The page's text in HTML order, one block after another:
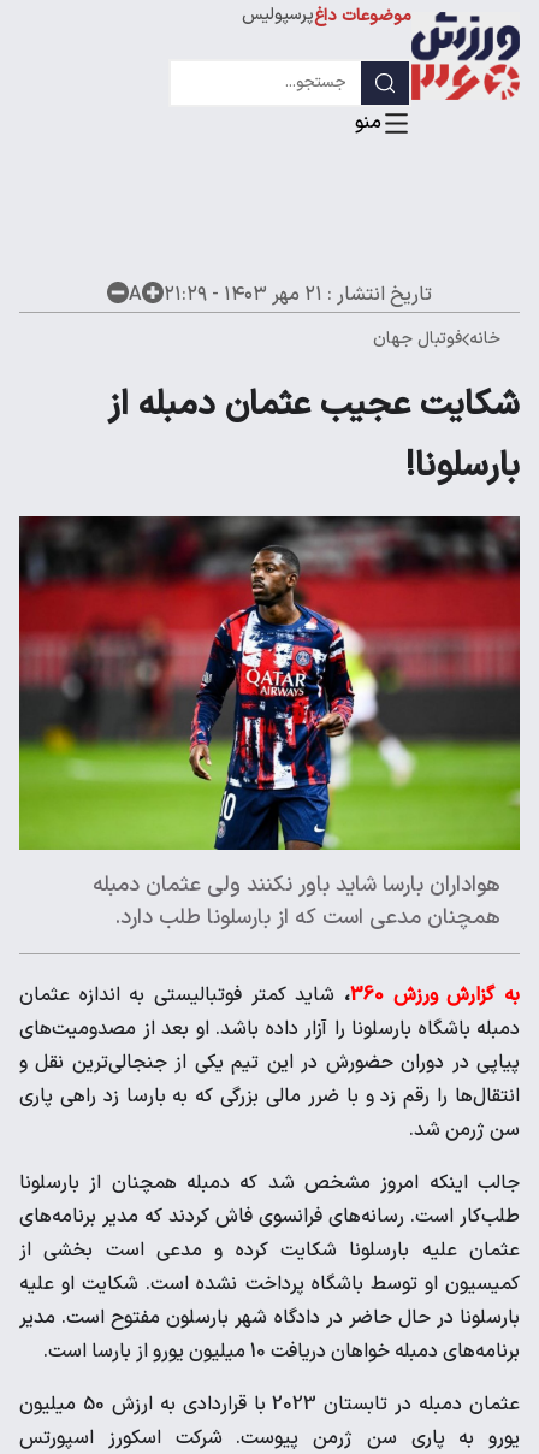
موضوعات داغپرسپولیس
لیگ قهرمانان
تاریخ انتشار : ۲۱ مهر ۱۴۰۳ - ۲۱:۲۹ A
خانه فوتبال جهان
شکایت عجیب عثمان دمبله از
بارسلونا!
هواداران بارسا شاید باور نکنند ولی عثمان دمبله
همچنان مدعی ‌است که از بارسلونا طلب‌ دارد. ‌
به گزارش ورزش 360 ، شاید کمتر فوتبالیستی به اندازه عثمان
دمبله ‌باشگاه بارسلونا را آزار داده باشد. او بعد از مصدومیت‌های
پیاپی در ‌دوران حضورش در این تیم یکی از جنجالی‌ترین نقل و
انتقال‌ها را رقم ‌زد و با ضرر مالی بزرگی که به بارسا زد راهی پاری
سن ژرمن شد. ‌
جالب اینکه امروز مشخص شد که دمبله همچنان از بارسلونا
طلب‌‌کار ‌است. رسانه‌های فرانسوی فاش کردند که مدیر برنامه‌های
عثمان ‌علیه بارسلونا شکایت کرده و مدعی است بخشی از
کمیسیون او ‌توسط باشگاه پرداخت نشده است. شکایت او علیه
بارسلونا در حال ‌حاضر در دادگاه شهر بارسلون مفتوح است. مدیر
برنامه‌های دمبله ‌خواهان دریافت 10 میلیون یورو از بارسا است. ‌
عثمان دمبله در تابستان 2023 با قراردادی به ارزش 50 میلیون
یورو ‌به پاری سن ژرمن پیوست. شرکت اسکورز اسپورتس